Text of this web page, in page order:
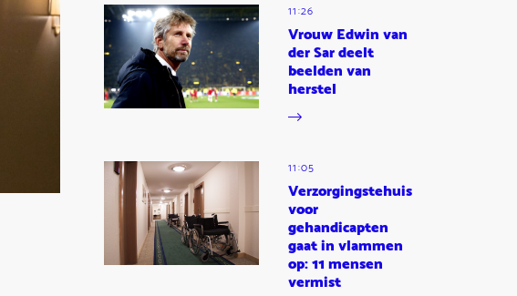
11:26
Vrouw Edwin van
der Sar deelt
beelden van
herstel
11:05
Verzorgingstehuis
voor
gehandicapten
gaat in vlammen
op: 11 mensen
vermist